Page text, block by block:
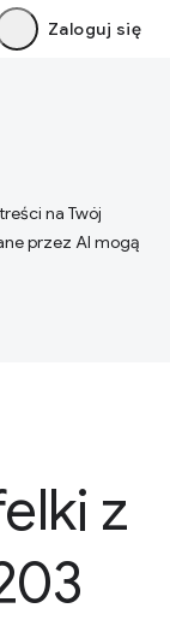
Zaloguj się
na Twój
przez AI mogą
z